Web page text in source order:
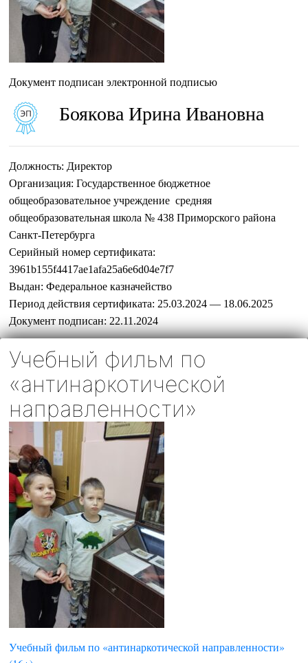
Документ подписан электронной подписью
Боякова Ирина Ивановна
Должность: Директор
Организация: Государственное бюджетное
общеобразовательное учреждение средняя
общеобразовательная школа № 438 Приморского района
Санкт-Петербурга
Серийный номер сертификата:
3961b155f4417ae1afa25a6e6d04e7f7
Выдан: Федеральное казначейство
Период действия сертификата: 25.03.2024 — 18.06.2025
Документ подписан: 22.11.2024
Учебный фильм по
«антинаркотической
направленности»
Учебный фильм по «антинаркотической направленности»